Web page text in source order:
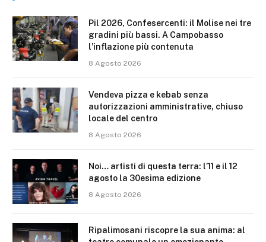
Pil 2026, Confesercenti: il Molise nei tre
gradini più bassi. A Campobasso
l’inflazione più contenuta
8 Agosto 2026
Vendeva pizza e kebab senza
autorizzazioni amministrative, chiuso
locale del centro
8 Agosto 2026
Noi… artisti di questa terra: l’11 e il 12
agosto la 30esima edizione
8 Agosto 2026
Ripalimosani riscopre la sua anima: al